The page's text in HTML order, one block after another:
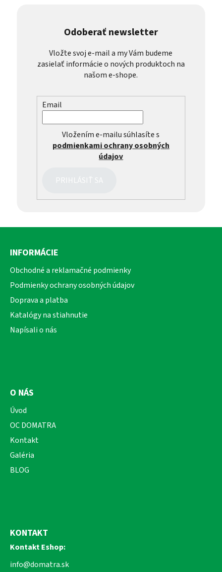
Odoberať newsletter
Vložte svoj e-mail a my Vám budeme
zasielať informácie o nových produktoch na
našom e-shope.
Email
Vložením e-mailu súhlasíte s
podmienkami ochrany osobných
údajov
PRIHLÁSIŤ SA
Z
INFORMÁCIE
Obchodné a reklamačné podmienky
Podmienky ochrany osobných údajov
Doprava a platba
Katalógy na stiahnutie
Napísali o nás
O NÁS
Úvod
OC DOMATRA
Kontakt
Galéria
BLOG
KONTAKT
Kontakt Eshop:
info@domatra.sk